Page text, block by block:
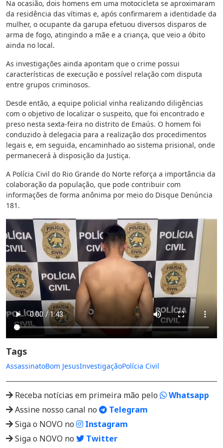
Na ocasião, dois homens em uma motocicleta se aproximaram
da residência das vítimas e, após confirmarem a identidade da
mulher, o ocupante da garupa efetuou diversos disparos de
arma de fogo, atingindo a mãe e a criança, que veio a óbito
ainda no local.
As investigações ainda apontam que o crime possui
características de execução e possível relação com disputa
entre grupos criminosos.
Desde então, a equipe policial vinha realizando diligências
com o objetivo de localizar o suspeito, que foi encontrado e
preso nesta sexta-feira no distrito de Emaús. O homem foi
conduzido à delegacia para a realização dos procedimentos
legais e, em seguida, encaminhado ao sistema prisional, onde
permanecerá à disposição da Justiça.
A Polícia Civil do Rio Grande do Norte reforça a importância da
colaboração da população, que pode contribuir com
informações de forma anônima por meio do Disque Denúncia
181.
Tags
AssassinatoBom JesusInvestigaçãoPolícia Civil
Receba notícias em primeira mão pelo
Whatsapp
Assine nosso canal no
Telegram
Siga o NOVO no
Instagram
Siga o NOVO no
Twitter